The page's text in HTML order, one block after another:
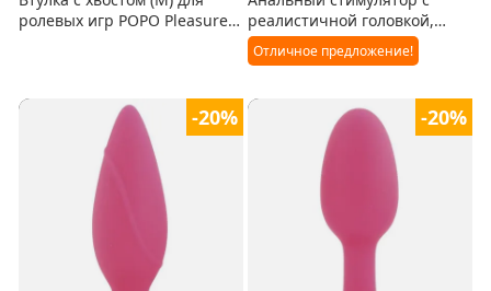
ролевых игр POPO Pleasure
реалистичной головкой,
коллекция Popo Pleasure
Отличное предложение!
-20% -20%